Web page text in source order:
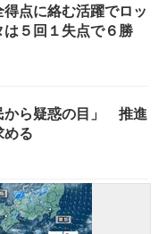
得点に絡む活躍でロッ
５回１失点で６勝
から疑惑の目」 推進
める